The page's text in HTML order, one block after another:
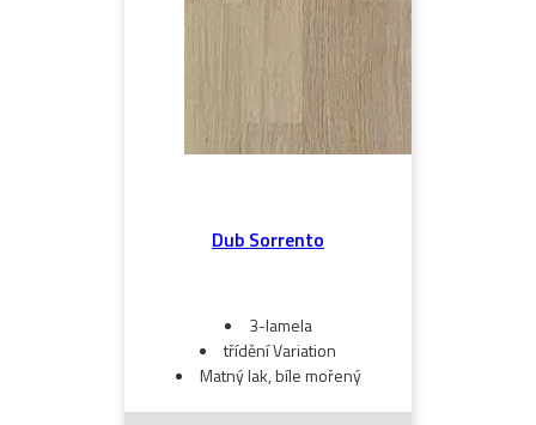
Dub Sorrento
3-lamela
třídění Variation
Matný lak, bíle mořený